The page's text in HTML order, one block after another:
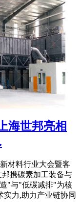
海世邦亮相
材料行业大会暨客
携碳素加工装备与
"与"低碳减排"为核
力,助力产业链协同